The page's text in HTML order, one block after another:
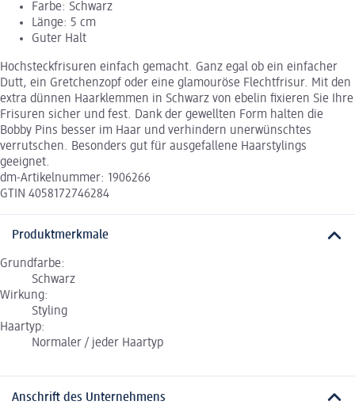
Farbe: Schwarz
Länge: 5 cm
Guter Halt
Hochsteckfrisuren einfach gemacht. Ganz egal ob ein einfacher
Dutt, ein Gretchenzopf oder eine glamouröse Flechtfrisur. Mit den
extra dünnen Haarklemmen in Schwarz von ebelin fixieren Sie Ihre
Frisuren sicher und fest. Dank der gewellten Form halten die
Bobby Pins besser im Haar und verhindern unerwünschtes
verrutschen. Besonders gut für ausgefallene Haarstylings
geeignet.
dm-Artikelnummer: 1906266
GTIN 4058172746284
Produktmerkmale
Grundfarbe:
Schwarz
Wirkung:
Styling
Haartyp:
Normaler / jeder Haartyp
Anschrift des Unternehmens